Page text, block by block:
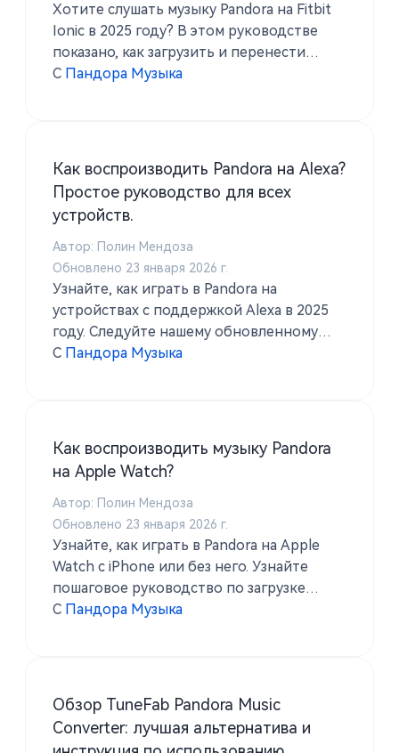
Хотите слушать музыку Pandora на Fitbit
Ionic в 2025 году? В этом руководстве
показано, как загрузить и перенести
Pandora на Fitbit с подпиской Premium или
С Пандора Музыка
Как воспроизводить Pandora на Alexa?
Простое руководство для всех
устройств.
Автор: Полин Мендоза
Обновлено 23 января 2026 г.
Узнайте, как играть в Pandora на
устройствах с поддержкой Alexa в 2025
году. Следуйте нашему обновленному
пошаговому руководству и узнайте, как
С Пандора Музыка
Как воспроизводить музыку Pandora
на Apple Watch?
Автор: Полин Мендоза
Обновлено 23 января 2026 г.
Узнайте, как играть в Pandora на Apple
Watch с iPhone или без него. Узнайте
пошаговое руководство по загрузке
песен Pandora с помощью TuneSolo
С Пандора Музыка
Обзор TuneFab Pandora Music
Converter: лучшая альтернатива и